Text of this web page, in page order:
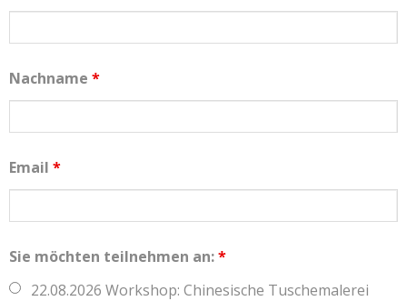
Nachname *
Email *
Sie möchten teilnehmen an:*
22.08.2026 Workshop: Chinesische Tuschemalerei